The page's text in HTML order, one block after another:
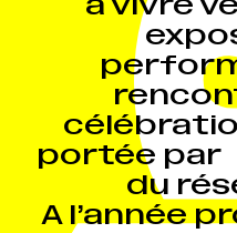
portée par
du
A l’année